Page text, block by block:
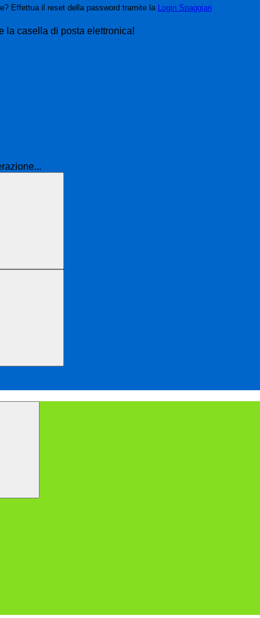
Effettua il reset della password tramite la Login Spaggiari
la casella di posta elettronica!